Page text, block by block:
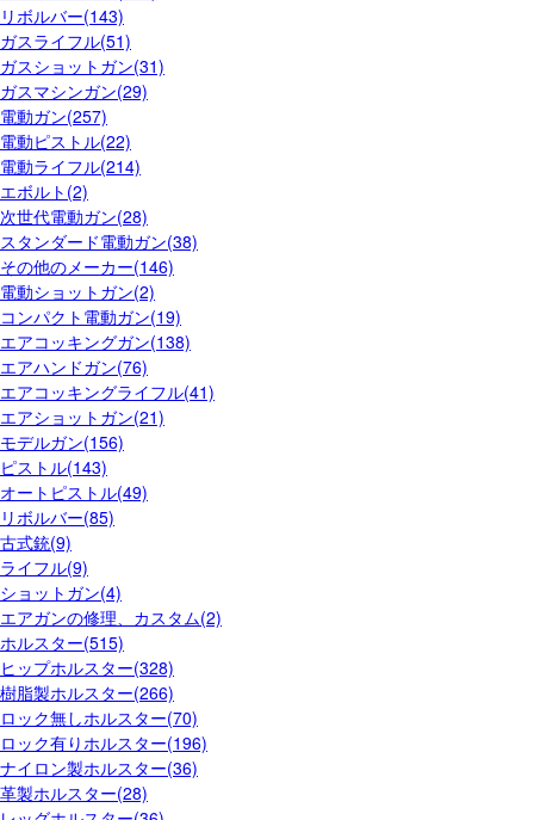
リボルバー(143)
ガスライフル(51)
ガスショットガン(31)
ガスマシンガン(29)
電動ガン(257)
電動ピストル(22)
電動ライフル(214)
エボルト(2)
次世代電動ガン(28)
スタンダード電動ガン(38)
その他のメーカー(146)
電動ショットガン(2)
コンパクト電動ガン(19)
エアコッキングガン(138)
エアハンドガン(76)
エアコッキングライフル(41)
エアショットガン(21)
モデルガン(156)
ピストル(143)
オートピストル(49)
リボルバー(85)
古式銃(9)
ライフル(9)
ショットガン(4)
エアガンの修理、カスタム(2)
ホルスター(515)
ヒップホルスター(328)
樹脂製ホルスター(266)
ロック無しホルスター(70)
ロック有りホルスター(196)
ナイロン製ホルスター(36)
革製ホルスター(28)